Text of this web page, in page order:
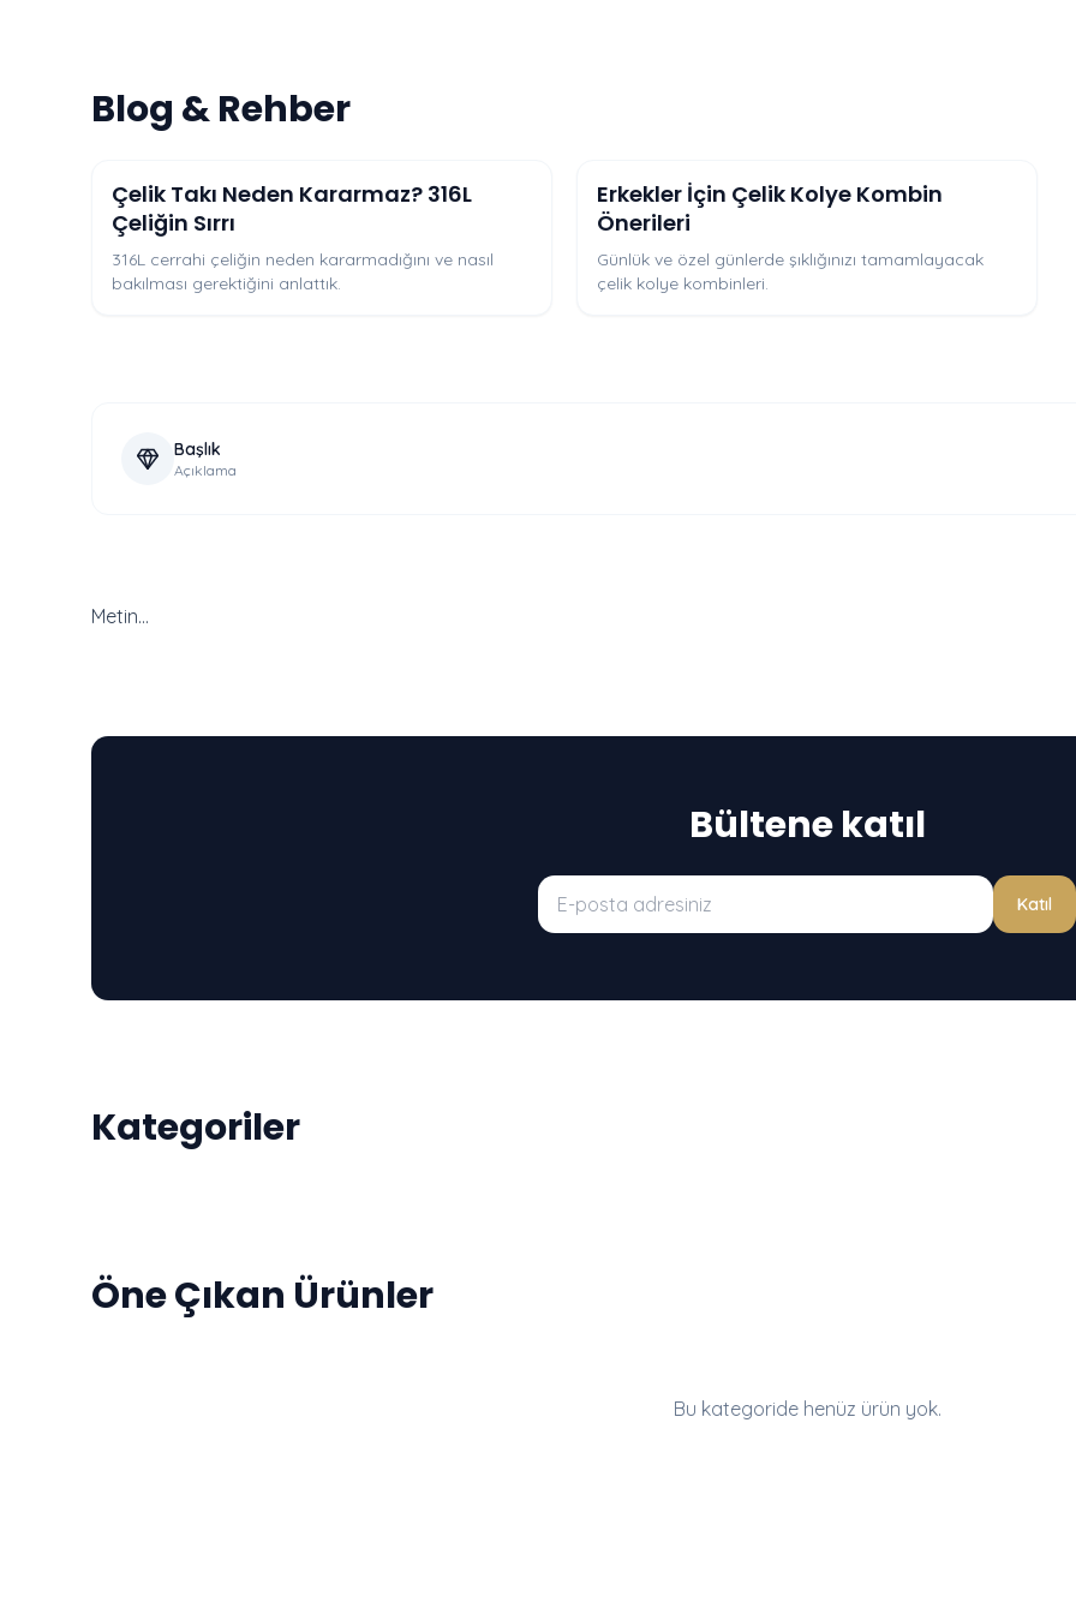
Blog & Rehber
Çelik Takı Neden Kararmaz? 316L
Çeliğin Sırrı
316L cerrahi çeliğin neden kararmadığını ve nasıl
bakılması gerektiğini anlattık.
Erkekler İçin Çelik Kolye Kombin
Önerileri
Günlük ve özel günlerde şıklığınızı tamamlayacak
çelik kolye kombinleri.
Başlık
Açıklama
Metin...
Bültene katıl
Katıl
Kategoriler
Öne Çıkan Ürünler
Bu kategoride henüz ürün yok.